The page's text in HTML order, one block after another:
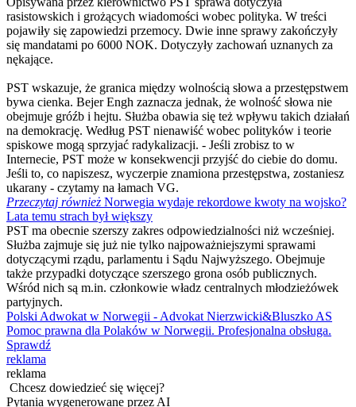
rasistowskich i grożących wiadomości wobec polityka. W treści
pojawiły się zapowiedzi przemocy. Dwie inne sprawy zakończyły
się mandatami po 6000 NOK. Dotyczyły zachowań uznanych za
nękające.
PST wskazuje, że granica między wolnością słowa a przestępstwem
bywa cienka. Bejer Engh zaznacza jednak, że wolność słowa nie
obejmuje gróźb i hejtu. Służba obawia się też wpływu takich działań
na demokrację. Według PST nienawiść wobec polityków i teorie
spiskowe mogą sprzyjać radykalizacji. - Jeśli zrobisz to w
Internecie, PST może w konsekwencji przyjść do ciebie do domu.
Jeśli to, co napiszesz, wyczerpie znamiona przestępstwa, zostaniesz
ukarany - czytamy na łamach VG.
Przeczytaj również Norwegia wydaje rekordowe kwoty na wojsko?
Lata temu strach był większy
PST ma obecnie szerszy zakres odpowiedzialności niż wcześniej.
Służba zajmuje się już nie tylko najpoważniejszymi sprawami
dotyczącymi rządu, parlamentu i Sądu Najwyższego. Obejmuje
także przypadki dotyczące szerszego grona osób publicznych.
Wśród nich są m.in. członkowie władz centralnych młodzieżówek
partyjnych.
Polski Adwokat w Norwegii - Advokat Nierzwicki&Bluszko AS
Pomoc prawna dla Polaków w Norwegii. Profesjonalna obsługa.
Sprawdź
reklama
reklama
Chcesz dowiedzieć się więcej?
Pytania wygenerowane przez AI